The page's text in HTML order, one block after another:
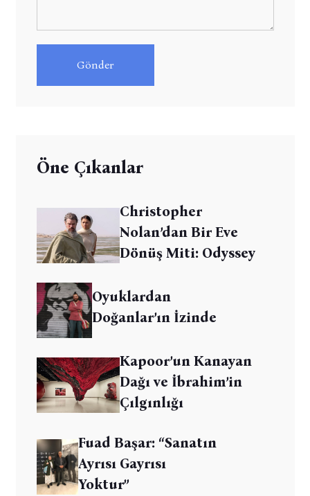
Gönder
Öne Çıkanlar
Christopher
Nolan’dan Bir Eve
Dönüş Miti: Odyssey
Oyuklardan
Doğanlar’ın İzinde
Kapoor’un Kanayan
Dağı ve İbrahim’in
Çılgınlığı
Fuad Başar: “Sanatın
Ayrısı Gayrısı
Yoktur”